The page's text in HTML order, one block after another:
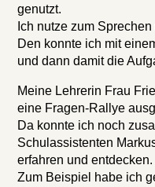
genutzt.
Ich nutze zum
Den konnte ich mit
und dann damit die
Meine Lehrerin Frau
eine Fragen-Rallye
Da konnte ich noch
Schulassistenten
erfahren und entdecken.
Zum Beispiel habe ich